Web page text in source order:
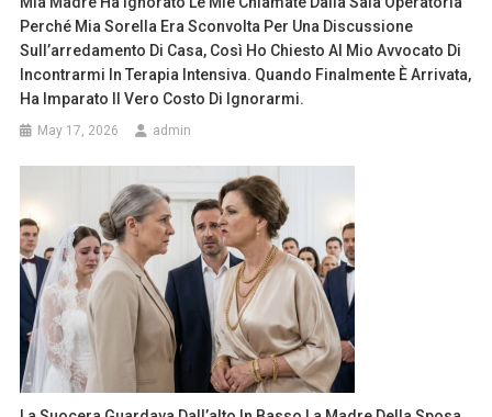
Perché Mia Sorella Era Sconvolta Per Una Discussione
Sull’arredamento Di Casa, Così Ho Chiesto Al Mio Avvocato Di
Incontrarmi In Terapia Intensiva. Quando Finalmente È Arrivata,
Ha Imparato Il Vero Costo Di Ignorarmi.
May 17, 2026 admin